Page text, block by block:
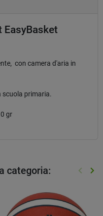
EasyBasket
con camera d'aria in
scuola primaria.
gr
categoria: keyboard_arrow_left keyboard_arrow_right